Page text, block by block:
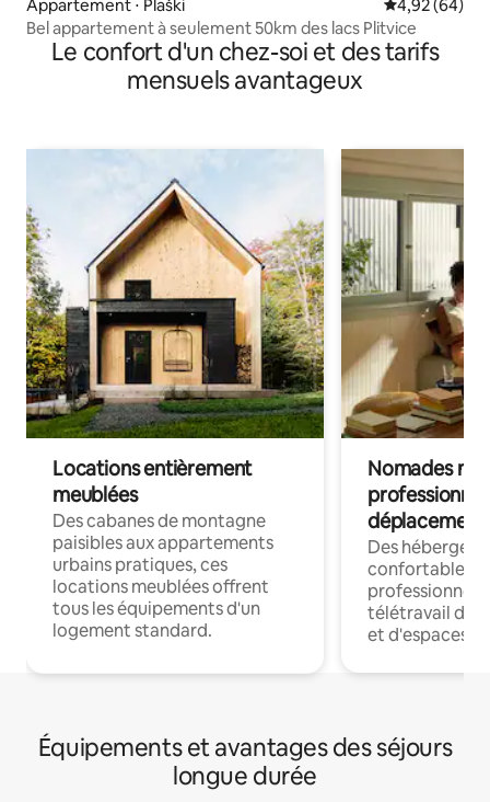
Appartement ⋅ Plaški Évaluation
4,92 (64)
Bel appartement à seulement 50km des lacs Plitvice
Le confort d'un chez-soi et des tarifs
mensuels avantageux
Locations entièrement
meublées
Des cabanes de montagne
paisibles aux appartements
urbains pratiques, ces
locations meublées offrent
tous les équipements d'un
logement standard.
Nomades
déplacement
Des
confortables
professionnels
télétravail
et d'espaces
Équipements et avantages des séjours
longue durée